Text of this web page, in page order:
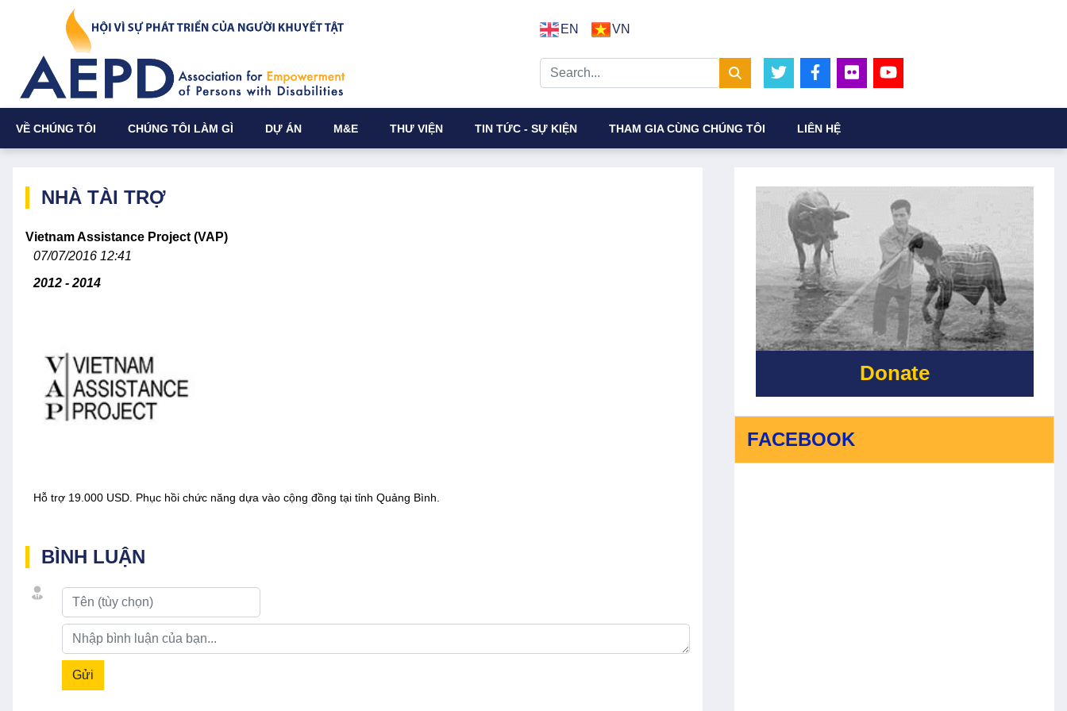
EN VN
VỀ CHÚNG TÔI CHÚNG TÔI LÀM GÌ DỰ ÁN M&E THƯ VIỆN TIN TỨC - SỰ KIỆN THAM GIA CÙNG CHÚNG TÔI LIÊN HỆ
NHÀ TÀI TRỢ
Vietnam Assistance Project (VAP)
07/07/2016 12:41
2012 - 2014
Hỗ trợ 19.000 USD. Phục hồi chức năng dựa vào cộng đồng tại tỉnh Quảng Bình.
BÌNH LUẬN
Gửi
Donate
FACEBOOK